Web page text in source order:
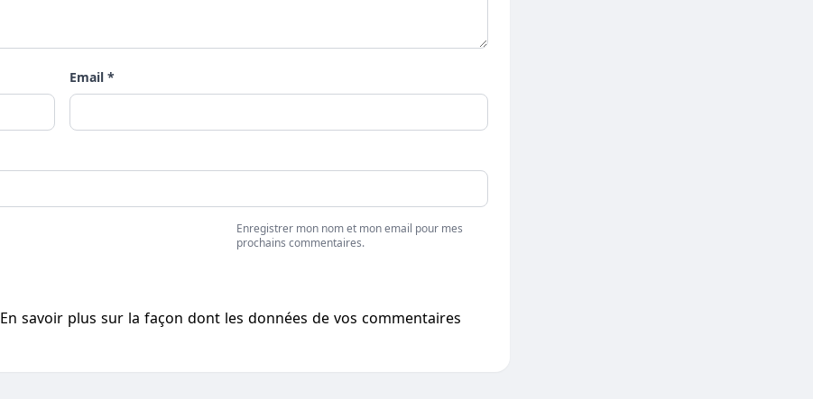
Email *
Enregistrer mon nom et mon email pour mes
prochains commentaires.
En savoir plus sur la façon dont les données de vos commentaires